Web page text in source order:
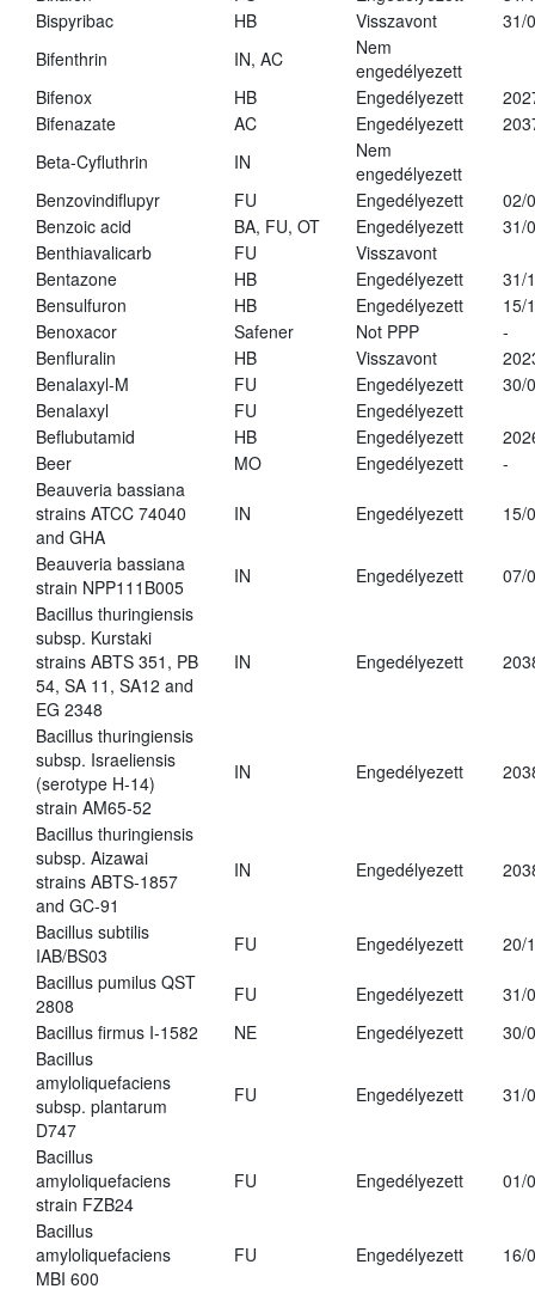
Bispyribac
HB Visszavont
31/
Bifenthrin
IN, AC
Nem
engedélyezett
Bifenox
HB Engedélyezett
Bifenazate
AC Engedélyezett
Beta-Cyfluthrin
IN
Nem
engedélyezett
Benzovindiflupyr
FU Engedélyezett
02/
Benzoic acid
BA, FU, OT Engedélyezett
31/
Benthiavalicarb
FU
Visszavont
Bentazone
HB Engedélyezett
31/
Bensulfuron
HB Engedélyezett
15/
Benoxacor
Safener Not PPP
-
Benfluralin
HB Visszavont
Benalaxyl-M
FU Engedélyezett
30/
Benalaxyl
FU
Engedélyezett
Beflubutamid
HB Engedélyezett
Beer
MO Engedélyezett
-
Beauveria bassiana
strains ATCC 74040
and GHA
IN Engedélyezett 15/
Beauveria bassiana
strain NPP111B005
IN Engedélyezett
07/
Bacillus thuringiensis
subsp. Kurstaki
strains ABTS 351, PB
54, SA 11, SA12 and
EG 2348
IN Engedélyezett
Bacillus thuringiensis
subsp. Israeliensis
(serotype H-14)
strain AM65-52
IN Engedélyezett
Bacillus thuringiensis
subsp. Aizawai
strains ABTS-1857
and GC-91
IN Engedélyezett
Bacillus subtilis
IAB/BS03
FU Engedélyezett
20/
Bacillus pumilus QST
2808
FU Engedélyezett
31/
Bacillus firmus I-1582
NE Engedélyezett
30/
Bacillus
amyloliquefaciens
subsp. plantarum
D747
FU Engedélyezett 31/
Bacillus
amyloliquefaciens
strain FZB24
FU Engedélyezett 01/
Bacillus
amyloliquefaciens
MBI 600
FU Engedélyezett 16/